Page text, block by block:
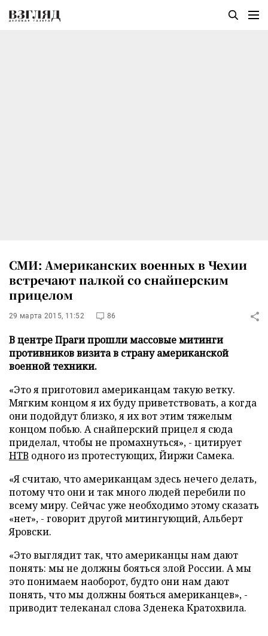
СМИ: Американских военных в Чехии
встречают палкой со снайперским
прицелом
29 марта 2015, 11:52 86
В центре Праги прошли массовые митинги
противников визита в страну американской
военной техники.
«Это я приготовил американцам такую ветку.
Мягким концом я их буду приветствовать, а когда
они подойдут близко, я их вот этим тяжелым
концом побью. А снайперский прицел я сюда
приделал, чтобы не промахнуться», - цитирует
НТВ одного из протестующих, Йиржи Самека.
«Я считаю, что американцам здесь нечего делать,
потому что они и так много людей перебили по
всему миру. Сейчас уже необходимо этому сказать
«нет», - говорит другой митингующий, Альберт
Яровски.
«Это выглядит так, что американцы нам дают
понять: мы не должны бояться злой России. А мы
это понимаем наоборот, будто они нам дают
понять, что мы должны бояться американцев», -
приводит телеканал слова Зденека Кратохвила.